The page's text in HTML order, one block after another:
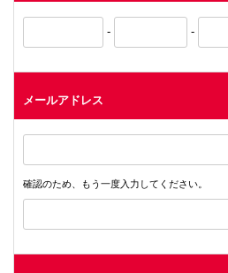
- -
メールアドレス
確認のため、もう一度入力してください。